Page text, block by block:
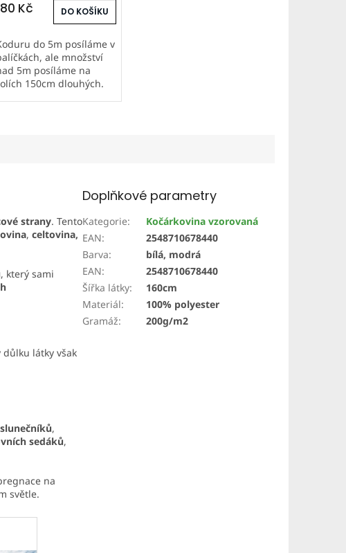
Kč DO KOŠÍKU
do 5m posíláme v
ale množství
5m posíláme na
150cm dlouhých.
strany. Tento
, celtovina,
, který sami
látky však
,
sedáků,
na
světle.
Doplňkové parametry
Kategorie:
Kočárkovina vzorovaná
EAN:
2548710678440
Barva:
bílá, modrá
EAN:
2548710678440
Šířka látky:
160cm
Materiál:
100% polyester
Gramáž: 200g/m2